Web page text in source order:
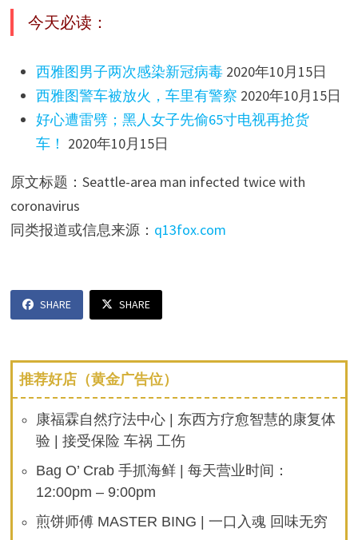
今天必读：
西雅图男子两次感染新冠病毒 2020年10月15日
西雅图警车被放火，车里有警察 2020年10月15日
好心遭雷劈；黑人女子先偷65寸电视再抢货
车！ 2020年10月15日
原文标题：Seattle-area man infected twice with
coronavirus
同类报道或信息来源： q13fox.com
SHARE SHARE
推荐好店（黄金广告位）
康福霖自然疗法中心 | 东西方疗愈智慧的康复体
验 | 接受保险 车祸 工伤
Bag O’ Crab 手抓海鲜 | 每天营业时间：
12:00pm – 9:00pm
煎饼师傅 MASTER BING | 一口入魂 回味无穷